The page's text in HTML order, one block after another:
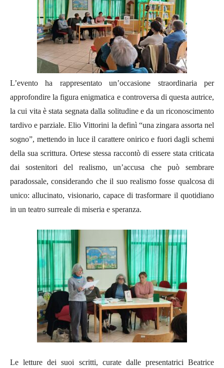
L’evento ha rappresentato un’occasione straordinaria per
approfondire la figura enigmatica e controversa di questa autrice,
la cui vita è stata segnata dalla solitudine e da un riconoscimento
tardivo e parziale. Elio Vittorini la definì “una zingara assorta nel
sogno”, mettendo in luce il carattere onirico e fuori dagli schemi
della sua scrittura. Ortese stessa raccontò di essere stata criticata
dai sostenitori del realismo, un’accusa che può sembrare
paradossale, considerando che il suo realismo fosse qualcosa di
unico: allucinato, visionario, capace di trasformare il quotidiano
in un teatro surreale di miseria e speranza.
Le letture dei suoi scritti, curate dalle presentatrici Beatrice